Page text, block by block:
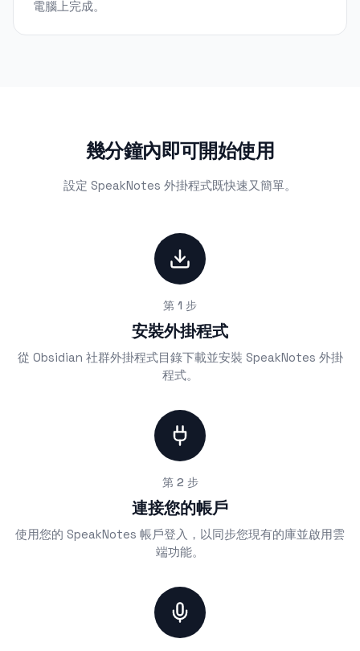
電腦上完成。
幾分鐘內即可開始使用
設定 SpeakNotes 外掛程式既快速又簡單。
第 1 步
安裝外掛程式
從 Obsidian 社群外掛程式目錄下載並安裝 SpeakNotes 外掛
程式。
第 2 步
連接您的帳戶
使用您的 SpeakNotes 帳戶登入，以同步您現有的庫並啟用雲
端功能。